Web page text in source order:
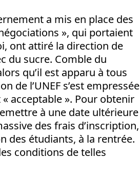
a mis en place des
», qui portaient
ont attiré la direction de
du sucre. Comble du
qu’il est apparu à tous
de l’UNEF s’est empressée
acceptable ». Pour obtenir
à une date ultérieure
des frais d’inscription,
des étudiants, à la rentrée.
conditions de telles